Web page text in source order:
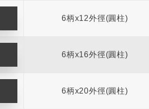
6柄x12外徑(圓柱)
6柄x16外徑(圓柱)
6柄x20外徑(圓柱)